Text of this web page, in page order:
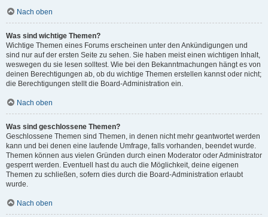
Nach oben
Was sind wichtige Themen?
Wichtige Themen eines Forums erscheinen unter den Ankündigungen und
sind nur auf der ersten Seite zu sehen. Sie haben meist einen wichtigen Inhalt,
weswegen du sie lesen solltest. Wie bei den Bekanntmachungen hängt es von
deinen Berechtigungen ab, ob du wichtige Themen erstellen kannst oder nicht;
die Berechtigungen stellt die Board-Administration ein.
Nach oben
Was sind geschlossene Themen?
Geschlossene Themen sind Themen, in denen nicht mehr geantwortet werden
kann und bei denen eine laufende Umfrage, falls vorhanden, beendet wurde.
Themen können aus vielen Gründen durch einen Moderator oder Administrator
gesperrt werden. Eventuell hast du auch die Möglichkeit, deine eigenen
Themen zu schließen, sofern dies durch die Board-Administration erlaubt
wurde.
Nach oben